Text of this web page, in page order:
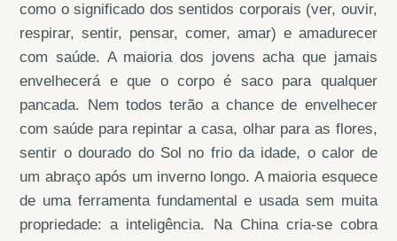
como o significado dos sentidos corporais (ver, ouvir,
respirar, sentir, pensar, comer, amar) e amadurecer
com saúde. A maioria dos jovens acha que jamais
envelhecerá e que o corpo é saco para qualquer
pancada. Nem todos terão a chance de envelhecer
com saúde para repintar a casa, olhar para as flores,
sentir o dourado do Sol no frio da idade, o calor de
um abraço após um inverno longo. A maioria esquece
de uma ferramenta fundamental e usada sem muita
propriedade: a inteligência. Na China cria-se cobra